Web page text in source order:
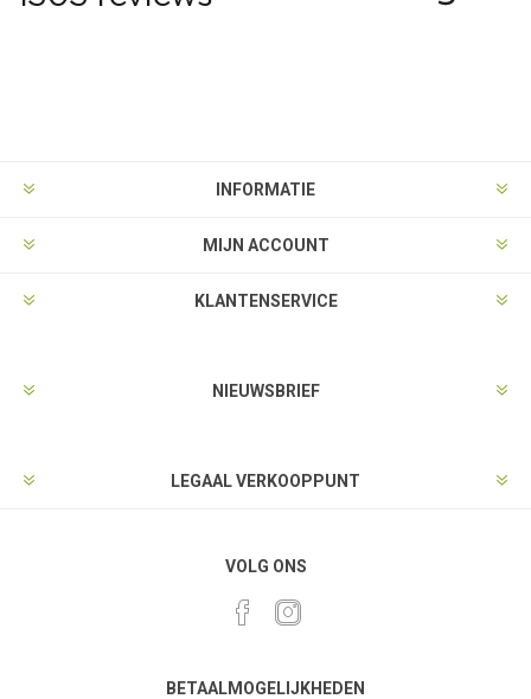
INFORMATIE
MIJN ACCOUNT
KLANTENSERVICE
NIEUWSBRIEF
LEGAAL VERKOOPPUNT
VOLG ONS
BETAALMOGELIJKHEDEN